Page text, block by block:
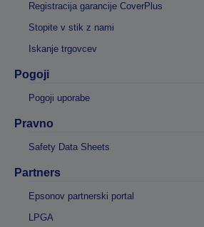
Registracija garancije CoverPlus
Stopite v stik z nami
Iskanje trgovcev
Pogoji
Pogoji uporabe
Pravno
Safety Data Sheets
Partners
Epsonov partnerski portal
LPGA